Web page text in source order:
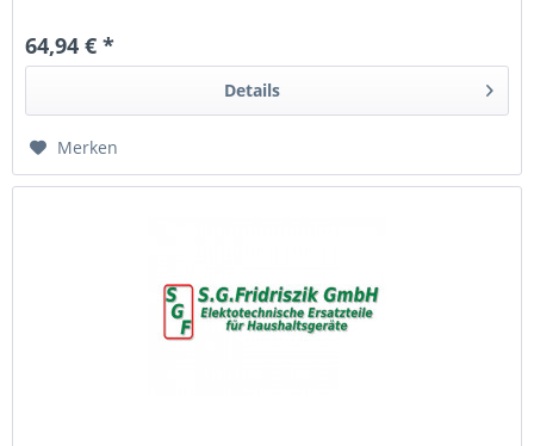
64,94 € *
Details
Merken